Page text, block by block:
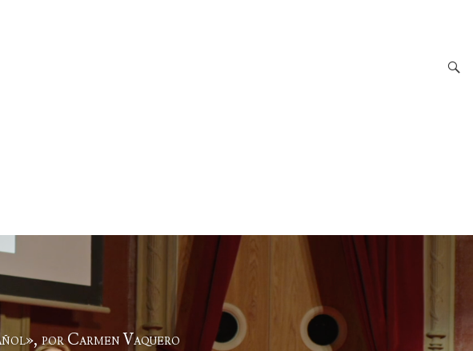
por Carmen Vaquero